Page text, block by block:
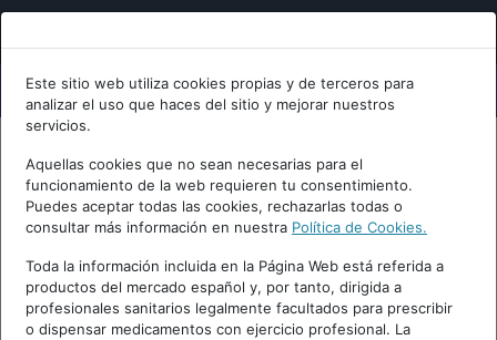
Este sitio web utiliza cookies propias y de terceros para
analizar el uso que haces del sitio y mejorar nuestros
servicios.
Aquellas cookies que no sean necesarias para el
funcionamiento de la web requieren tu consentimiento.
Puedes aceptar todas las cookies, rechazarlas todas o
consultar más información en nuestra Política de Cookies.
Toda la información incluida en la Página Web está referida a
productos del mercado español y, por tanto, dirigida a
profesionales sanitarios legalmente facultados para prescribir
o dispensar medicamentos con ejercicio profesional. La